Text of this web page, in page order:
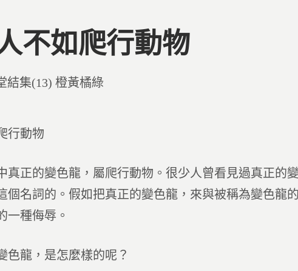
不如爬行動物
結集(13) 橙黃橘綠
行動物
真正的變色龍，屬爬行動物。很少人曾看見過真正的
個名詞的。假如把真正的變色龍，來與被稱為變色龍
一種侮辱。
色龍，是怎麼樣的呢？